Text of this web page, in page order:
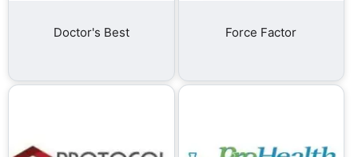
Doctor's Best Force Factor